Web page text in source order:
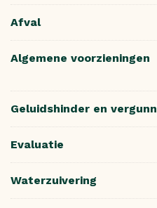
Afval
Algemene voorzieningen
Geluidshinder en
Evaluatie
Waterzuivering